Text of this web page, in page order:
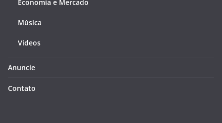
Economia e Mercado
Música
Videos
Anuncie
Contato